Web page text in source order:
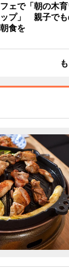
ェで「朝の木育
プ」 親子でも
食を